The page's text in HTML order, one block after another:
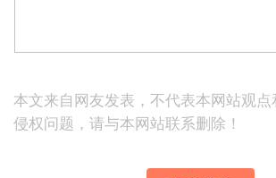
本文来自网友发表，不代表本网站观
侵权问题，请与本网站联系删除！